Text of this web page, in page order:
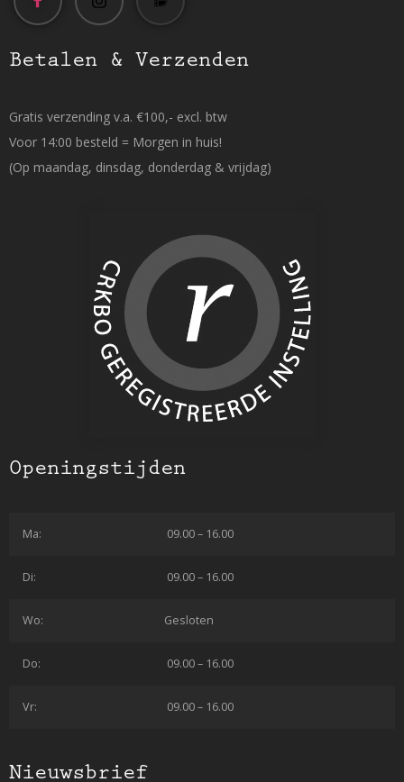
Betalen & Verzenden
Gratis verzending v.a. €100,- excl. btw
Voor 14:00 besteld = Morgen in huis!
(Op maandag, dinsdag, donderdag & vrijdag)
Openingstijden
Ma: 09.00 – 16.00
Di: 09.00 – 16.00
Wo: Gesloten
Do: 09.00 – 16.00
Vr: 09.00 – 16.00
Nieuwsbrief